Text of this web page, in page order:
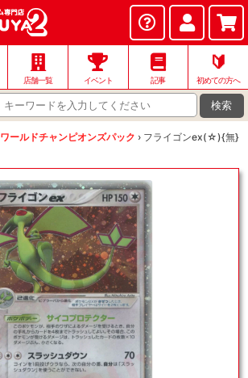
店舗一覧 イベント 記事
🔰
初めての方へ
検索
ワールドチャンピオンズパック › フライゴンex(☆){無}